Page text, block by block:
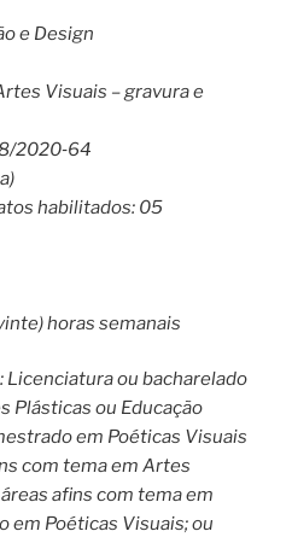
e Design
Visuais – gravura e
2020‐64
habilitados: 05
horas semanais
Licenciatura ou bacharelado
Plásticas ou Educação
em Poéticas Visuais
com tema em Artes
afins com tema em
em Poéticas Visuais; ou